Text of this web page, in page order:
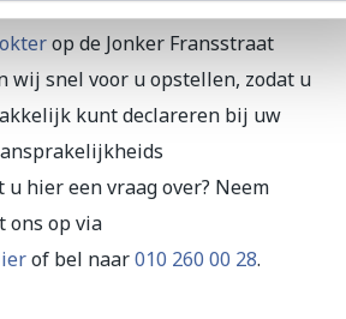
offerte bij onze filiaal in
op de Jonker Fransstraat
wij snel voor u opstellen, zodat u
kunt declareren bij uw
hier een vraag over? Neem
ons op via
of bel naar010 260 00 28.